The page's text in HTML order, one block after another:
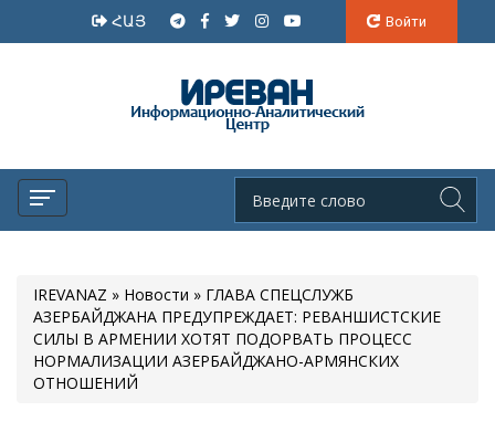
ՀԱՅ Войти
IREVANAZ » Новости » ГЛАВА СПЕЦСЛУЖБ
АЗЕРБАЙДЖАНА ПРЕДУПРЕЖДАЕТ: РЕВАНШИСТСКИЕ
СИЛЫ В АРМЕНИИ ХОТЯТ ПОДОРВАТЬ ПРОЦЕСС
НОРМАЛИЗАЦИИ АЗЕРБАЙДЖАНО-АРМЯНСКИХ
ОТНОШЕНИЙ